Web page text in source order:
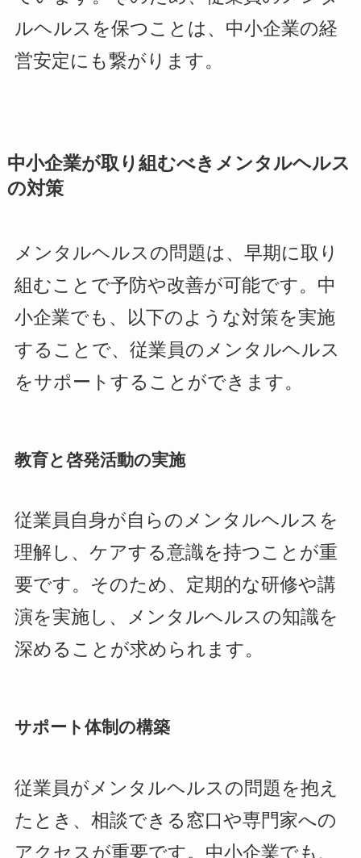
ルヘルスを保つことは、中小企業の経
営安定にも繋がります。
中小企業が取り組むべきメンタルヘルス
の対策
メンタルヘルスの問題は、早期に取り
組むことで予防や改善が可能です。中
小企業でも、以下のような対策を実施
することで、従業員のメンタルヘルス
をサポートすることができます。
教育と啓発活動の実施
従業員自身が自らのメンタルヘルスを
理解し、ケアする意識を持つことが重
要です。そのため、定期的な研修や講
演を実施し、メンタルヘルスの知識を
深めることが求められます。
サポート体制の構築
従業員がメンタルヘルスの問題を抱え
たとき、相談できる窓口や専門家への
アクセスが重要です。中小企業でも、